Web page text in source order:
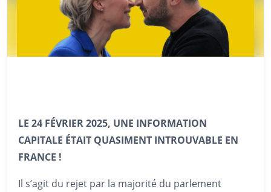
LE 24 FÉVRIER 2025, UNE INFORMATION
CAPITALE ÉTAIT QUASIMENT INTROUVABLE EN
FRANCE !
Il s’agit du rejet par la majorité du parlement